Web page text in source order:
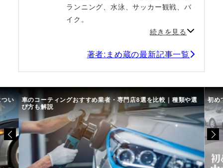
ランニング、水泳、サッカー観戦、バ
イク。
続きを見る
著者:まめ蔵の最新記事一覧
い 車のコーティングおすすめ業者・専門店8選を比較｜種類や選
び方も解説
初め